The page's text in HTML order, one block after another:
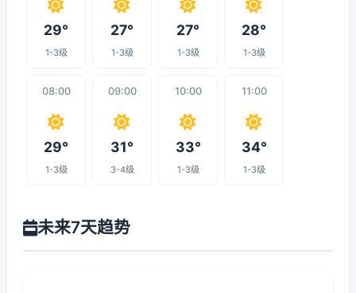
29°
1-3级
27°
1-3级
27°
1-3级
28°
1-3级
08:00
29°
1-3级
09:00
31°
3-4级
10:00
33°
1-3级
11:00
34°
1-3级
未来7天趋势